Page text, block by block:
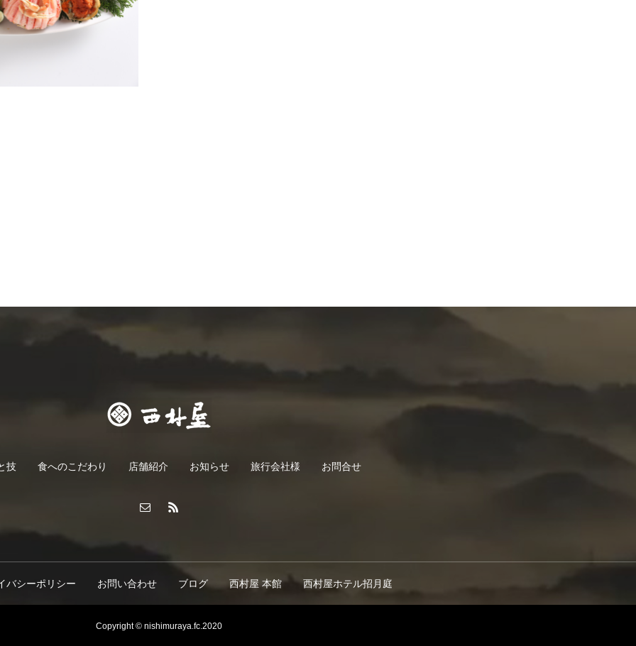
技 食へのこだわり 店舗紹介 お知らせ 旅行会社様 お問合せ
バシーポリシー お問い合わせ ブログ 西村屋 本館 西村屋ホテル招月庭
Copyright © nishimuraya.fc.2020